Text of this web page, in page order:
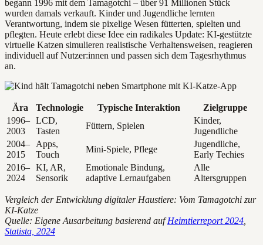
begann 1996 mit dem Tamagotchi – über 91 Millionen Stück
wurden damals verkauft. Kinder und Jugendliche lernten
Verantwortung, indem sie pixelige Wesen fütterten, spielten und
pflegten. Heute erlebt diese Idee ein radikales Update: KI-gestützte
virtuelle Katzen simulieren realistische Verhaltensweisen, reagieren
individuell auf Nutzer:innen und passen sich dem Tagesrhythmus
an.
Ära Technologie Typische Interaktion
Zielgruppe
1996–
2003
LCD,
Tasten
Füttern, Spielen
Kinder,
Jugendliche
2004–
2015
Apps,
Touch
Mini-Spiele, Pflege
Jugendliche,
Early Techies
2016–
2024
KI, AR,
Sensorik
Emotionale Bindung,
adaptive Lernaufgaben
Alle
Altersgruppen
Vergleich der Entwicklung digitaler Haustiere: Vom Tamagotchi zur
KI-Katze
Quelle: Eigene Ausarbeitung basierend aufHeimtierreport 2024
Statista, 2024